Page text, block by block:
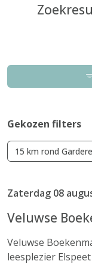
Gekozen filters
15 km rond
Zaterdag 08
Veluwse
Veluwse
leesplezier